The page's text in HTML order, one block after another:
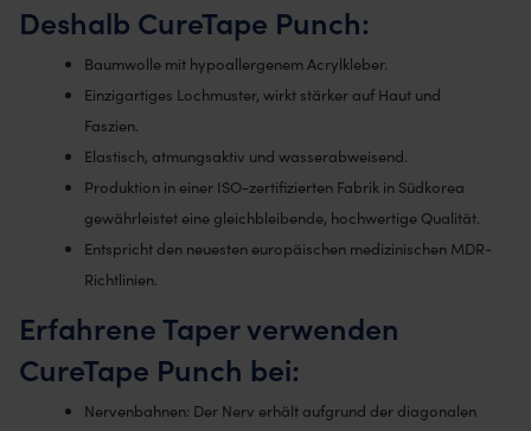
Deshalb CureTape Punch:
Baumwolle mit hypoallergenem Acrylkleber.
Einzigartiges Lochmuster, wirkt stärker auf Haut und
Faszien.
Elastisch, atmungsaktiv und wasserabweisend.
Produktion in einer ISO-zertifizierten Fabrik in Südkorea
gewährleistet eine gleichbleibende, hochwertige Qualität.
Entspricht den neuesten europäischen medizinischen MDR-
Richtlinien.
Erfahrene Taper verwenden
CureTape Punch bei:
Nervenbahnen: Der Nerv erhält aufgrund der diagonalen